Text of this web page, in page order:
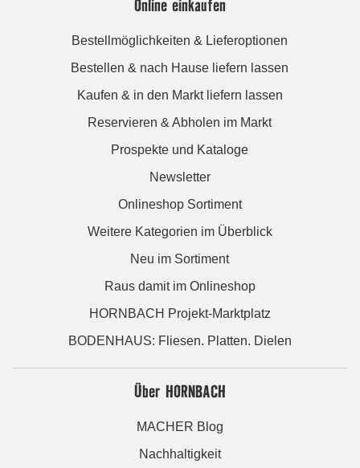
Online einkaufen
Bestellmöglichkeiten & Lieferoptionen
Bestellen & nach Hause liefern lassen
Kaufen & in den Markt liefern lassen
Reservieren & Abholen im Markt
Prospekte und Kataloge
Newsletter
Onlineshop Sortiment
Weitere Kategorien im Überblick
Neu im Sortiment
Raus damit im Onlineshop
HORNBACH Projekt-Marktplatz
BODENHAUS: Fliesen. Platten. Dielen
Über HORNBACH
MACHER Blog
Nachhaltigkeit